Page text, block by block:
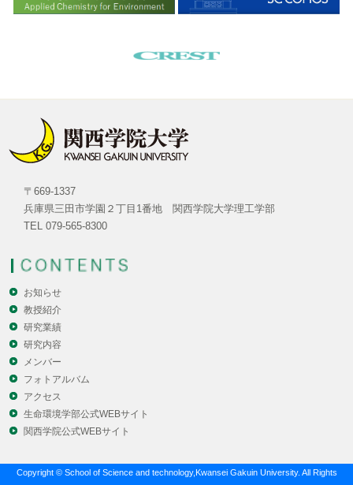
〒669-1337
兵庫県三田市学園２丁目1番地 関西学院大学理工学部
TEL 079-565-8300
お知らせ
教授紹介
研究業績
研究内容
メンバー
フォトアルバム
アクセス
生命環境学部公式WEBサイト
関西学院公式WEBサイト
Copyright © School of Science and technology,Kwansei Gakuin University. All Rights